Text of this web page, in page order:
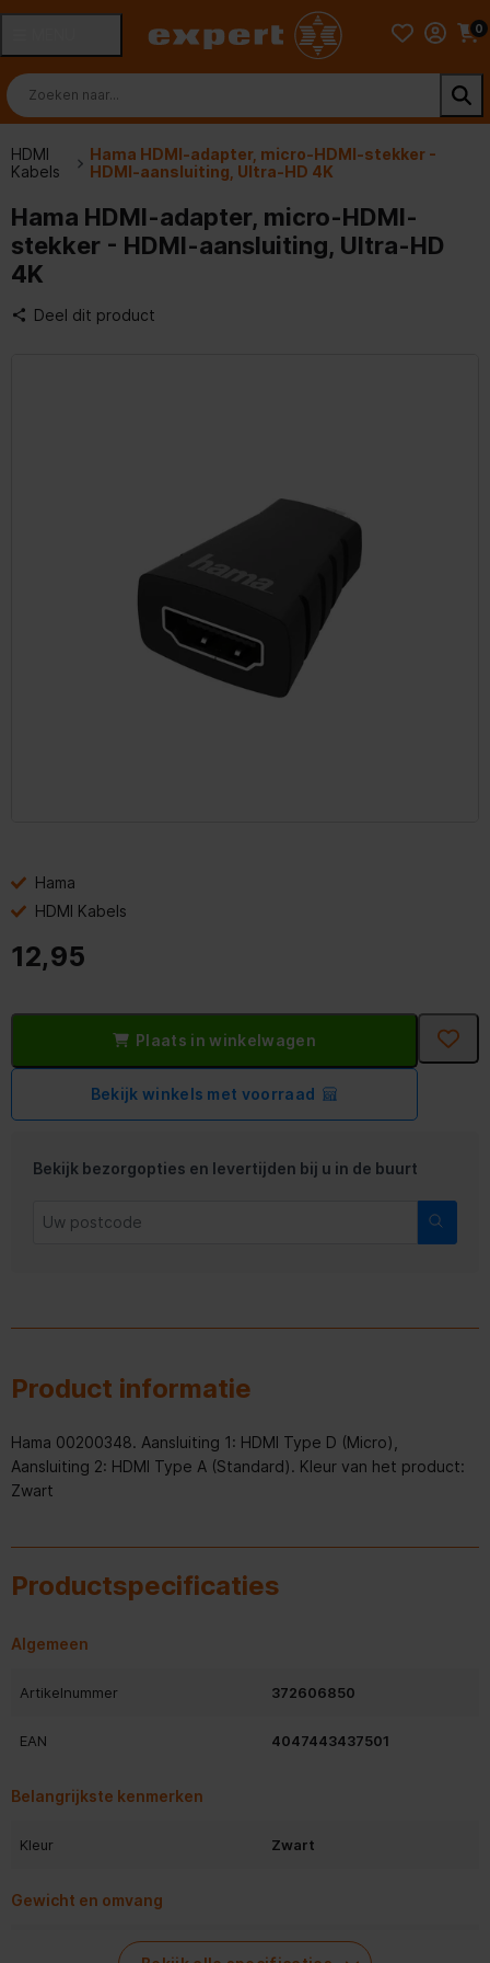
0
HDMI
Kabels
Hama HDMI-adapter, micro-HDMI-stekker -
HDMI-aansluiting, Ultra-HD 4K
Hama HDMI-adapter, micro-HDMI-
stekker - HDMI-aansluiting, Ultra-HD
4K
Deel dit product
Hama
HDMI Kabels
12,95
Plaats in winkelwagen
Bekijk winkels met voorraad
Bekijk bezorgopties en levertijden bij u in de buurt
Product informatie
Hama 00200348. Aansluiting 1: HDMI Type D (Micro),
Aansluiting 2: HDMI Type A (Standard). Kleur van het product:
Zwart
Productspecificaties
Algemeen
Artikelnummer 372606850
EAN 4047443437501
Belangrijkste kenmerken
Kleur Zwart
Gewicht en omvang
Breedte verpakking